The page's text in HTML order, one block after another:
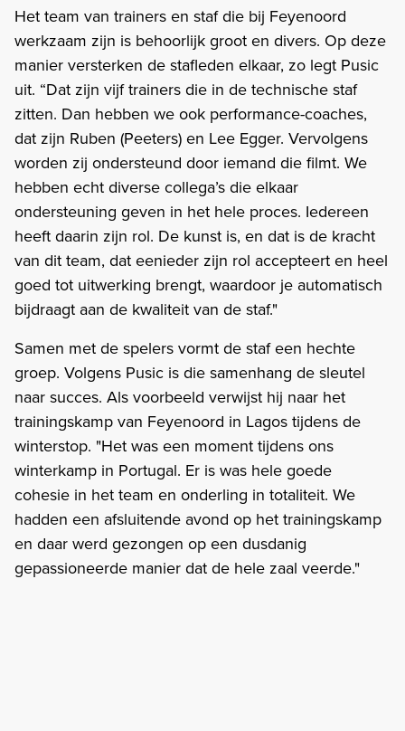
Het team van trainers en staf die bij Feyenoord
werkzaam zijn is behoorlijk groot en divers. Op deze
manier versterken de stafleden elkaar, zo legt Pusic
uit. “Dat zijn vijf trainers die in de technische staf
zitten. Dan hebben we ook performance-coaches,
dat zijn Ruben (Peeters) en Lee Egger. Vervolgens
worden zij ondersteund door iemand die filmt. We
hebben echt diverse collega’s die elkaar
ondersteuning geven in het hele proces. Iedereen
heeft daarin zijn rol. De kunst is, en dat is de kracht
van dit team, dat eenieder zijn rol accepteert en heel
goed tot uitwerking brengt, waardoor je automatisch
bijdraagt aan de kwaliteit van de staf."
Samen met de spelers vormt de staf een hechte
groep. Volgens Pusic is die samenhang de sleutel
naar succes. Als voorbeeld verwijst hij naar het
trainingskamp van Feyenoord in Lagos tijdens de
winterstop. "Het was een moment tijdens ons
winterkamp in Portugal. Er is was hele goede
cohesie in het team en onderling in totaliteit. We
hadden een afsluitende avond op het trainingskamp
en daar werd gezongen op een dusdanig
gepassioneerde manier dat de hele zaal veerde."